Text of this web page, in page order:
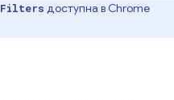
доступна в Chrome